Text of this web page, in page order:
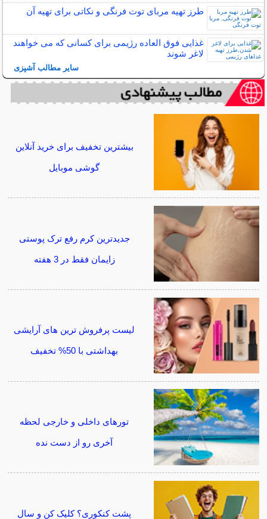
طرز تهیه مربای توت فرنگی و نکاتی برای تهیه آن
غذایی فوق العاده رژیمی برای کسانی که می خواهند
لاغر شوند
سایر مطالب آشپزی
بیشترین تخفیف برای خرید آنلاین
گوشی موبایل
جدیدترین کرم رفع ترک پوستی
زایمان فقط در 3 هفته
لیست پرفروش ترین های آرایشی
بهداشتی با 50% تخفیف
تورهای داخلی و خارجی لحظه
آخری رو از دست نده
پشت کنکوری؟ کلیک کن و سال